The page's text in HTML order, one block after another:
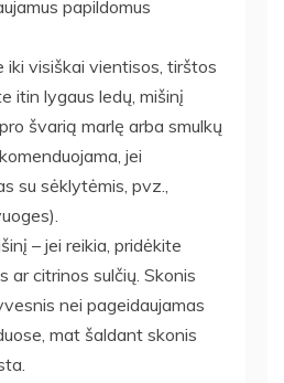
papildomus
iki visiškai vientisos, tirštos
itin lygaus ledų, mišinį
švarią marlę arba smulkų
jei
su sėklytėmis, pvz.,
– jei reikia, pridėkite
ar citrinos sulčių. Skonis
nei pageidaujamas
mat šaldant skonis